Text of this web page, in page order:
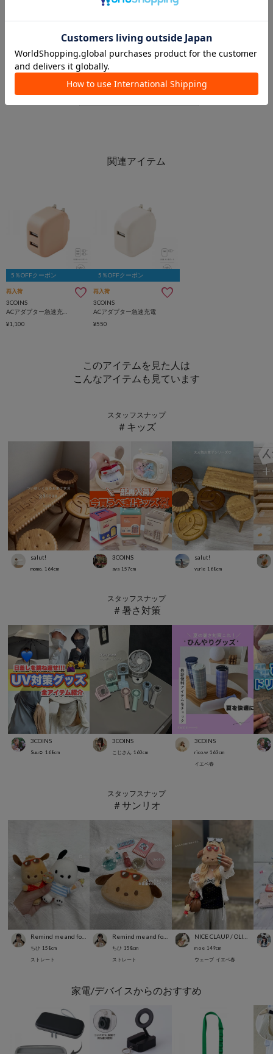
3COINS+plusルミネ池袋店
3COINS
5％OFFクーポン
再入荷
3COINS
¥1,100
5％OFFクーポン
再入荷
3COINS
ACアダプター急速充電
¥550
このアイテムを見た人は
こんなアイテムも見ています
スタッフスナップ
＃キッズ
salut!
momo. 164cm
3COINS
aya 157cm
salut!
yurie 168cm
スタッフスナップ
＃暑さ対策
3COINS
Suu☺︎ 168cm
3COINS
こじさん 160cm
3COINS
rico.w 163cm
イエベ春
スタッフスナップ
＃サンリオ
ちひ 158cm
ストレート
ちひ 158cm
ストレート
m o e 149cm
ウェーブ イエベ春
家電/デバイスからのおすすめ